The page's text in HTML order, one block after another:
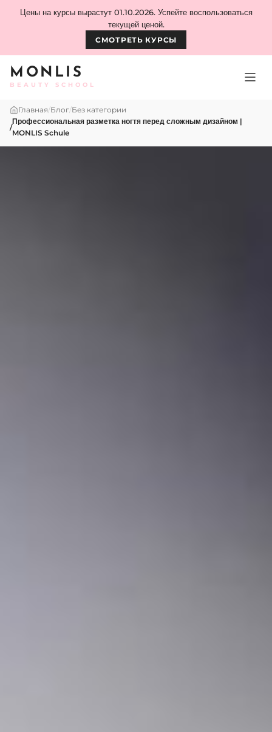
Skip to content
MONLIS
BEAUTY SCHOOL
Цены на курсы вырастут 01.10.2026. Успейте воспользоваться
текущей ценой.
СМОТРЕТЬ КУРСЫ
Главная/Блог/Без категории
/
Профессиональная разметка ногтя перед сложным дизайном |
MONLIS Schule